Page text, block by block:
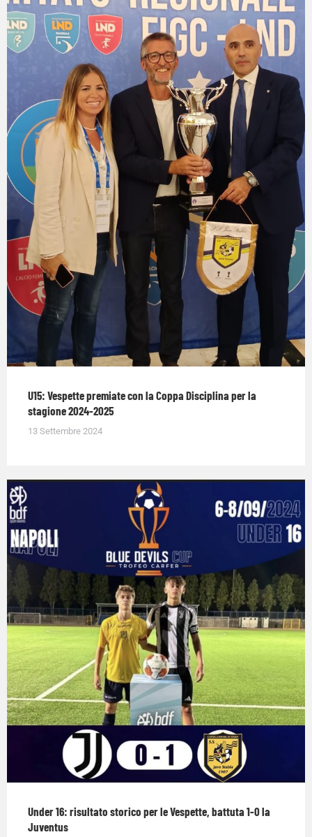
U15: Vespette premiate con la Coppa Disciplina per la
stagione 2024-2025
13 Settembre 2024
Under 16: risultato storico per le Vespette, battuta 1-0 la
Juventus